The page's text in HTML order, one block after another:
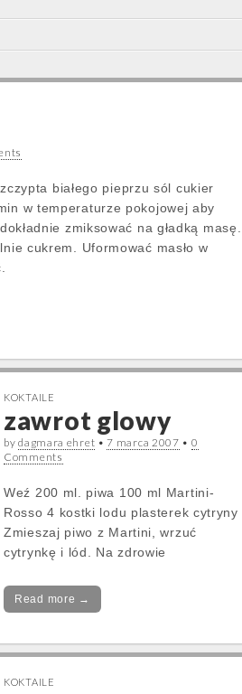
białego pieprzu sól cukier
w temperaturze pokojowej aby
zmiksować na gładką masę.
cukrem. Uformować masło w
KOKTAILE
zawrot glowy
bydagmara ehret •7 marca 2007 • 0
Comments
Weź 200 ml. piwa 100 ml Martini-
Rosso 4 kostki lodu plasterek cytryny
Zmieszaj piwo z Martini, wrzuć
cytrynkę i lód. Na zdrowie
Read more →
KOKTAILE